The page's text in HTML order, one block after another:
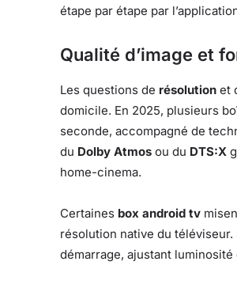
étape par étape par
Qualité d’image et
Les questions de résolution et
domicile. En 2025, plusieurs
seconde, accompagné de
du Dolby Atmos ou du DTS:X
home-cinema.
Certaines box android tv
résolution native du
démarrage, ajustant